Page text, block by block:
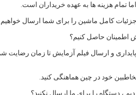
تمام هزینه ها به عهده خریداران است.
کامل ماشین را برای شما ارسال خواهیم
و ارسال فیلم آزمایش تا زمان رضایت
خود در چین هماهنگی کنید.